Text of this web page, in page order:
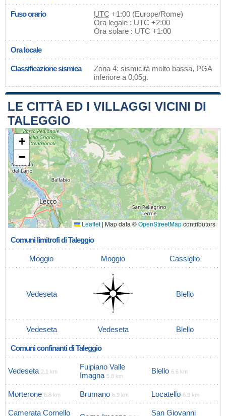
Fuso orario UTC +1:00 (Europe/Rome)
Ora legale : UTC +2:00
Ora solare : UTC +1:00
Ora locale
Classificazione sismica
Zona 4: sismicità molto bassa, PGA
inferiore a 0,05g.
LE CITTÀ ED I VILLAGGI VICINI DI
TALEGGIO
+
−
Leaflet | Map data ©OpenStreetMapcontributors
Comuni limitrofi di Taleggio
Moggio Moggio Cassiglio
Vedeseta Blello
Vedeseta Vedeseta Blello
Comuni confinanti di Taleggio
Vedeseta 2.1 km
Fuipiano Valle
Imagna 5.8 km
Blello 6.6 km
Morterone 6.8 km Brumano 6.9 km Locatello 6.9 km
Camerata Cornello San Giovanni